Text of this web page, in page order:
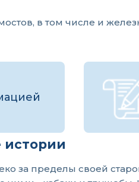
в том числе и
истории
за пределы своей